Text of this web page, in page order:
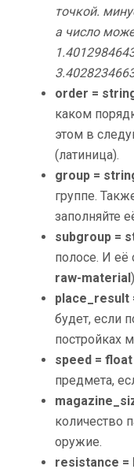
точкой.
а число
order =
каком
этом в
(латиница).
group =
группе.
заполняйте
subgroup =
полосе. И её
raw-material )
place_result
будет, если
постройках
speed = float
предмета,
количество
оружие.
resistance =